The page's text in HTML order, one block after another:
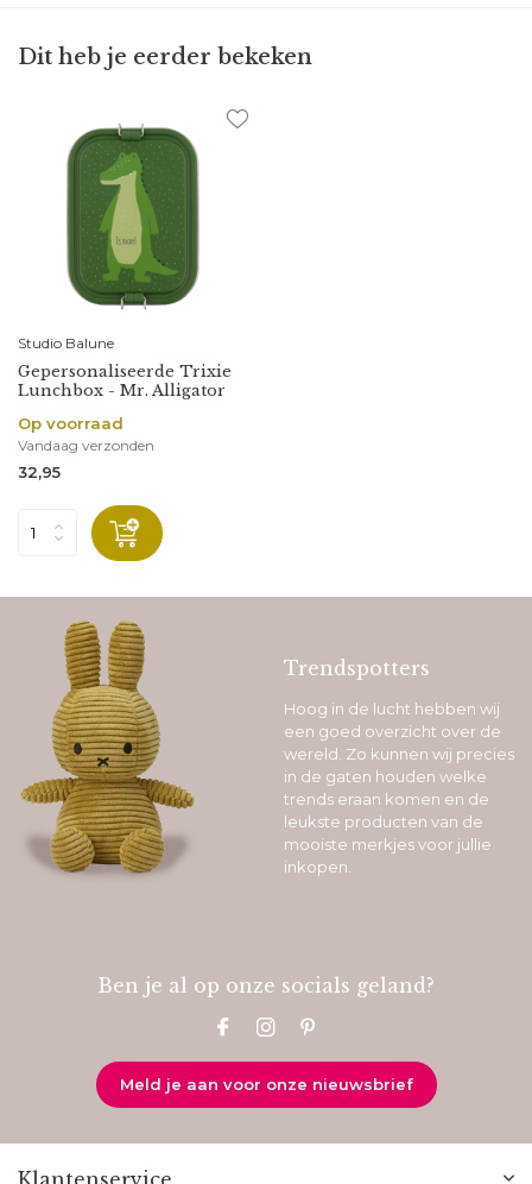
Dit heb je eerder bekeken
Studio Balune
Gepersonaliseerde Trixie
Lunchbox - Mr. Alligator
Op voorraad
Vandaag verzonden
32,95
Trendspotters
Hoog in de lucht hebben wij
een goed overzicht over de
wereld. Zo kunnen wij precies
in de gaten houden welke
trends eraan komen en de
leukste producten van de
mooiste merkjes voor jullie
inkopen.
Ben je al op onze socials geland?
Meld je aan voor onze nieuwsbrief
Klantenservice